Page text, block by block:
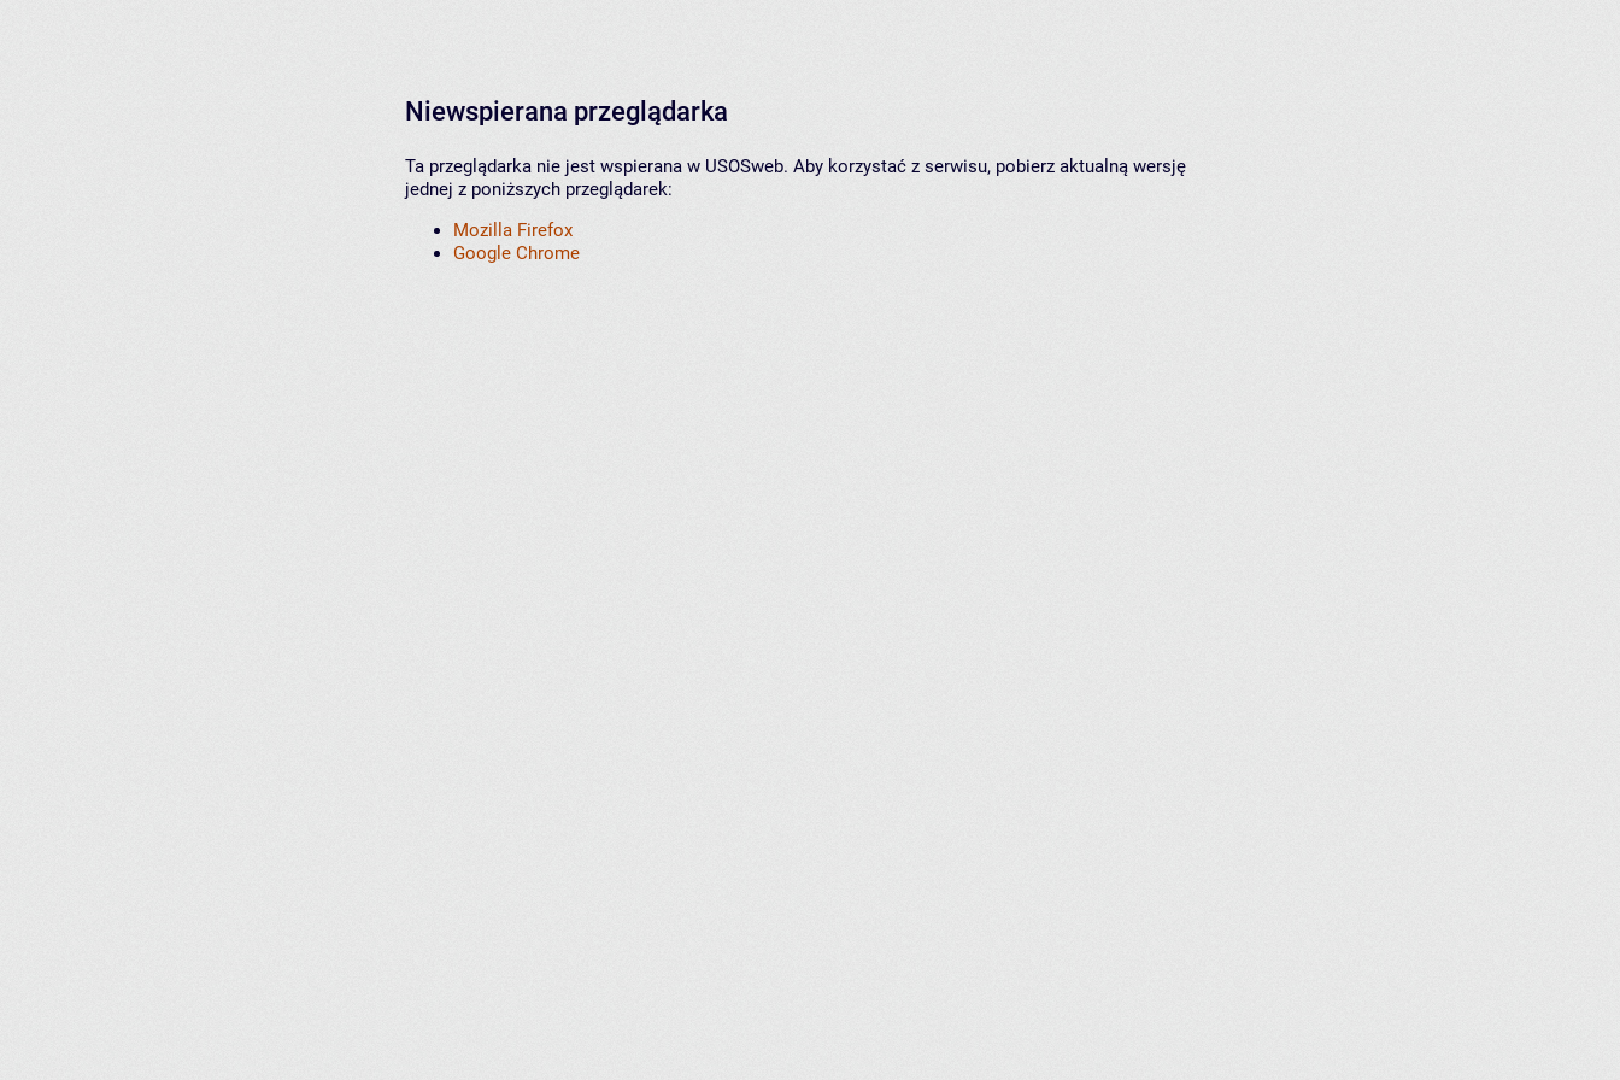
Niewspierana przeglądarka
Ta przeglądarka nie jest wspierana w USOSweb. Aby korzystać z serwisu, pobierz aktualną wersję
jednej z poniższych przeglądarek:
Mozilla Firefox
Google Chrome